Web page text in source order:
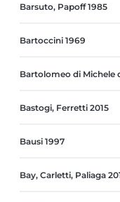
Barsuto, Papoff 1985
Bartoccini 1969
Bartolomeo di Michele
Bastogi, Ferretti 2015
Bausi 1997
Bay, Carletti, Paliaga